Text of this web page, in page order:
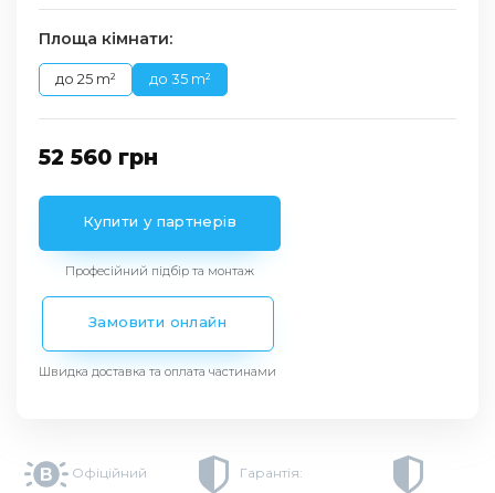
Площа кімнати:
до 25 m² до 35 m²
52 560 грн
Купити у партнерів
Професійний підбір та монтаж
Замовити онлайн
Швидка доставка та оплата частинами
Офіційний
Гарантія: